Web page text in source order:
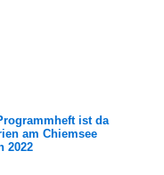
ist da
am Chiemsee
2022